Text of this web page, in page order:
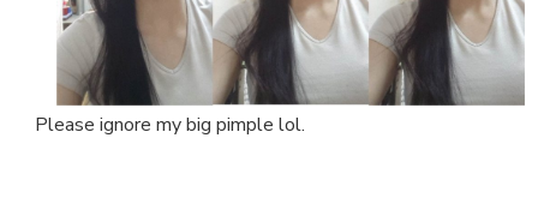
Please ignore my big pimple lol.